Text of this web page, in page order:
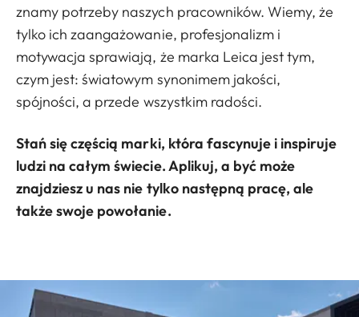
znamy potrzeby naszych pracowników. Wiemy, że
tylko ich zaangażowanie, profesjonalizm i
motywacja sprawiają, że marka Leica jest tym,
czym jest: światowym synonimem jakości,
spójności, a przede wszystkim radości.
Stań się częścią marki, która fascynuje i inspiruje
ludzi na całym świecie. Aplikuj, a być może
znajdziesz u nas nie tylko następną pracę, ale
także swoje powołanie.